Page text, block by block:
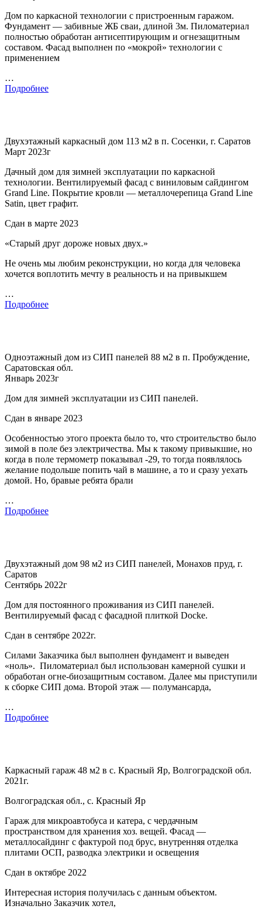
Дом по каркасной технологии с пристроенным гаражом.
Фундамент — забивные ЖБ сваи, длиной 3м. Пиломатериал
полностью обработан антисептирующим и огнезащитным
составом. Фасад выполнен по «мокрой» технологии с
применением
…
Подробнее
Двухэтажный каркасный дом 113 м2 в п. Сосенки, г. Саратов
Март 2023г
Дачный дом для зимней эксплуатации по каркасной
технологии. Вентилируемый фасад с виниловым сайдингом
Grand Line. Покрытие кровли — металлочерепица Grand Line
Satin, цвет графит.
Сдан в марте 2023
«Старый друг дороже новых двух.»
Не очень мы любим реконструкции, но когда для человека
хочется воплотить мечту в реальность и на привыкшем
…
Подробнее
Одноэтажный дом из СИП панелей 88 м2 в п. Пробуждение,
Саратовская обл.
Январь 2023г
Дом для зимней эксплуатации из СИП панелей.
Сдан в январе 2023
Особенностью этого проекта было то, что строительство было
зимой в поле без электричества. Мы к такому привыкшие, но
когда в поле термометр показывал -29, то тогда появлялось
желание подольше попить чай в машине, а то и сразу уехать
домой. Но, бравые ребята брали
…
Подробнее
Двухэтажный дом 98 м2 из СИП панелей, Монахов пруд, г.
Саратов
Сентябрь 2022г
Дом для постоянного проживания из СИП панелей.
Вентилируемый фасад с фасадной плиткой Docke.
Сдан в сентябре 2022г.
Силами Заказчика был выполнен фундамент и выведен
«ноль». Пиломатериал был использован камерной сушки и
обработан огне-биозащитным составом. Далее мы приступили
к сборке СИП дома. Второй этаж — полумансарда,
…
Подробнее
Каркасный гараж 48 м2 в с. Красный Яр, Волгоградской обл.
2021г.
Волгоградская обл., с. Красный Яр
Гараж для микроавтобуса и катера, с чердачным
пространством для хранения хоз. вещей. Фасад —
металлосайдинг с фактурой под брус, внутренняя отделка
плитами ОСП, разводка электрики и освещения
Сдан в октябре 2022
Интересная история получилась с данным объектом.
Изначально Заказчик хотел,